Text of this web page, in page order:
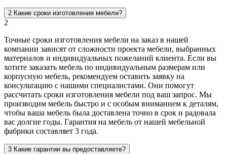
2 Какие сроки изготовления мебели?
2
Точные сроки изготовления мебели на заказ в нашей
компании зависят от сложности проекта мебели, выбранных
материалов и индивидуальных пожеланий клиента. Если вы
хотите заказать мебель по индивидуальным размерам или
корпусную мебель, рекомендуем оставить заявку на
консультацию с нашими специалистами. Они помогут
рассчитать сроки изготовления мебели под ваш запрос. Мы
производим мебель быстро и с особым вниманием к деталям,
чтобы ваша мебель была доставлена точно в срок и радовала
вас долгие годы. Гарантия на мебель от нашей мебельной
фабрики составляет 3 года.
3 Какие гарантии вы предоставляете?